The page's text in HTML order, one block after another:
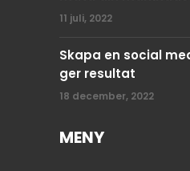
11 juli, 2022
Skapa en social
ger resultat
18 december, 2022
MENY